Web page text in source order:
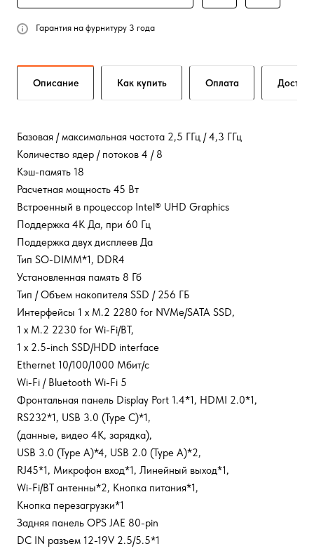
Гарантия на фурнитуру 3 года
Описание Как купить Оплата
Базовая / максимальная частота 2,5 ГГц / 4,3 ГГц
Количество ядер / потоков 4 / 8
Кэш-память 18
Расчетная мощность 45 Вт
Встроенный в процессор Intel® UHD Graphics
Поддержка 4K Да, при 60 Гц
Поддержка двух дисплеев Да
Тип SO-DIMM*1, DDR4
Установленная память 8 Гб
Тип / Объем накопителя SSD / 256 ГБ
Интерфейсы 1 x M.2 2280 for NVMe/SATA SSD,
1 x M.2 2230 for Wi-Fi/BT,
1 x 2.5-inch SSD/HDD interface
Ethernet 10/100/1000 Мбит/с
Wi-Fi / Bluetooth Wi-Fi 5
Фронтальная панель Display Port 1.4*1, HDMI 2.0*1,
RS232*1, USB 3.0 (Type C)*1,
(данные, видео 4К, зарядка),
USB 3.0 (Type A)*4, USB 2.0 (Type A)*2,
RJ45*1, Микрофон вход*1, Линейный выход*1,
Wi-Fi/BT антенны*2, Кнопка питания*1,
Кнопка перезагрузки*1
Задняя панель OPS JAE 80-pin
DC IN разъем 12-19V 2.5/5.5*1